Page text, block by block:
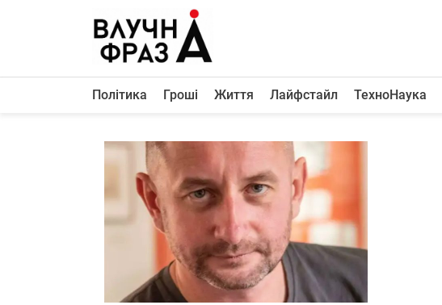
Політика
Життя
Лайфстайл
ТехноНаука
Людина
Корисності
Політика Гроші Життя Лайфстайл ТехноНаука